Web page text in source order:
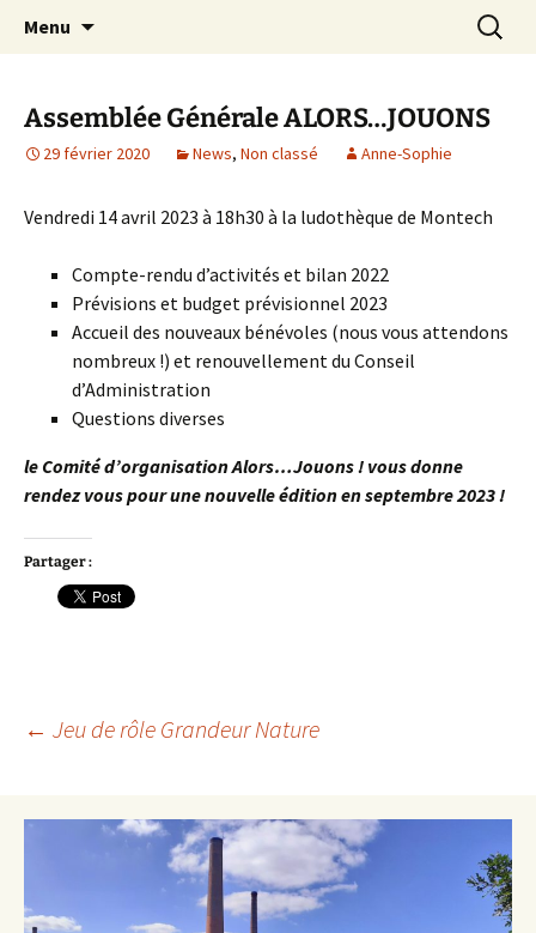
Alors…Jouons !
Festival du jeu en Tarn-et-Garonne
Menu
Assemblée Générale ALORS…JOUONS
29 février 2020 News, Non classé Anne-Sophie
Vendredi 14 avril 2023 à 18h30 à la ludothèque de Montech
Compte-rendu d’activités et bilan 2022
Prévisions et budget prévisionnel 2023
Accueil des nouveaux bénévoles (nous vous attendons
nombreux !) et renouvellement du Conseil
d’Administration
Questions diverses
le Comité d’organisation Alors…Jouons ! vous donne
rendez vous pour une nouvelle édition en septembre 2023 !
Partager :
Navigation
des
articles
← Jeu de rôle Grandeur Nature